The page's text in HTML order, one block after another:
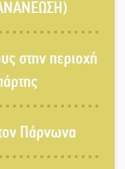
στην περιοχή
Πάρνωνα